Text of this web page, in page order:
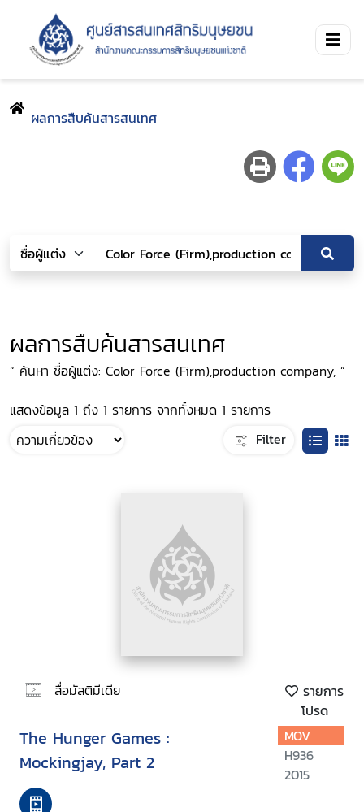
ผลการสืบค้นสารสนเทศ
ผลการสืบค้นสารสนเทศ
“ ค้นหา ชื่อผู้แต่ง: Color Force (Firm),production company, ”
แสดงข้อมูล 1 ถึง 1 รายการ จากทั้งหมด 1 รายการ
Filter
สื่อมัลติมีเดีย
รายการ
โปรด
The Hunger Games :
Mockingjay, Part 2
MOV
H936
2015